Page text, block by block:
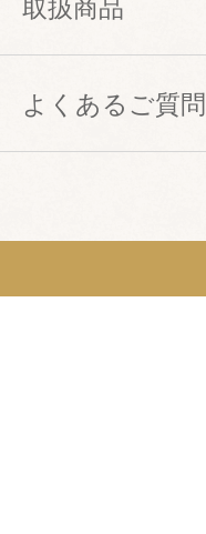
取扱商品
よくあるご質問